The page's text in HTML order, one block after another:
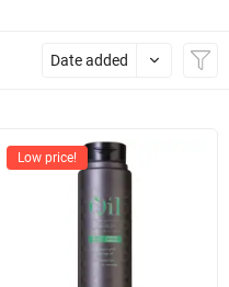
Date added
Low price!